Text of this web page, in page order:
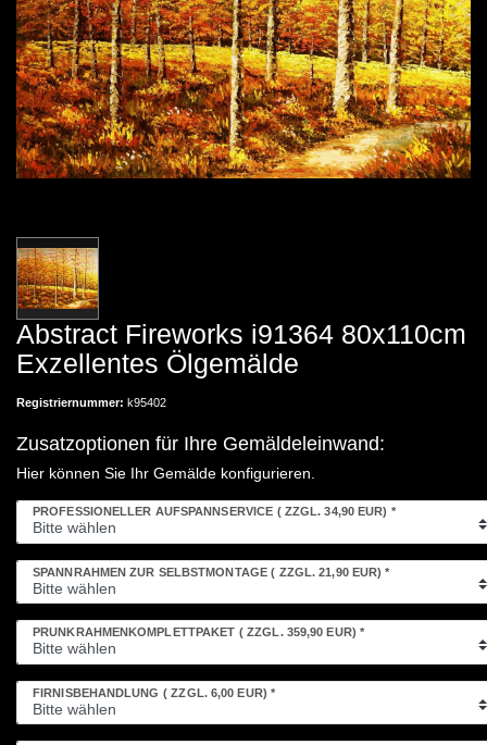
Abstract Fireworks i91364 80x110cm
Exzellentes Ölgemälde
Registriernummer: k95402
Zusatzoptionen für Ihre Gemäldeleinwand:
Hier können Sie Ihr Gemälde konfigurieren.
PROFESSIONELLER AUFSPANNSERVICE ( ZZGL. 34,90 EUR) *
SPANNRAHMEN ZUR SELBSTMONTAGE ( ZZGL. 21,90 EUR)*
PRUNKRAHMENKOMPLETTPAKET ( ZZGL. 359,90 EUR) *
FIRNISBEHANDLUNG ( ZZGL. 6,00 EUR) *